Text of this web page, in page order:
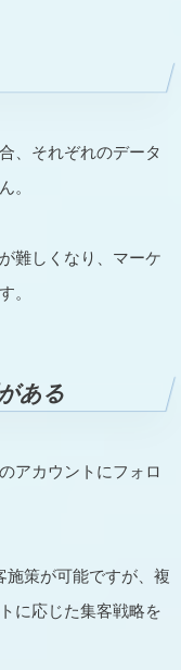
、それぞれのデータ
。
難しくなり、マーケ
。
ある
アカウントにフォロ
施策が可能ですが、複
に応じた集客戦略を